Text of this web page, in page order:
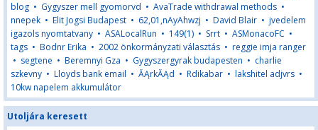
blog • Gygyszer mell gyomorvd • AvaTrade withdrawal methods •
nnepek • Elit Jogsi Budapest • 62,01,nAyAhwzj • David Blair • jvedelem
igazols nyomtatvany • ASALocalRun • 149(1) • Srrt • ASMonacoFC •
tags • Bodnr Erika • 2002 önkormányzati választás • reggie imja ranger
• segtene • Beremnyi Gza • Gygyszergyrak budapesten • charlie
szkevny • Lloyds bank email • ĂĄrkĂĄd • Rdikabar • lakshitel adjvrs •
10kw napelem akkumulátor
Utoljára keresett